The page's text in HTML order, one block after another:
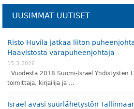
UUSIMMAT UUTISET
Risto Huvila jatkaa liiton
Haavistosta varapuheenjohtaja
15.3.2026
Vuodesta 2018 Suomi-Israel Yhdistysten
toimittaja, kirjailija ja …
Israel avasi suurlähetystön